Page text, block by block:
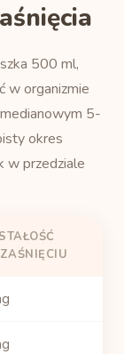
500 ml,
w organizmie
5-
okres
w przedziale